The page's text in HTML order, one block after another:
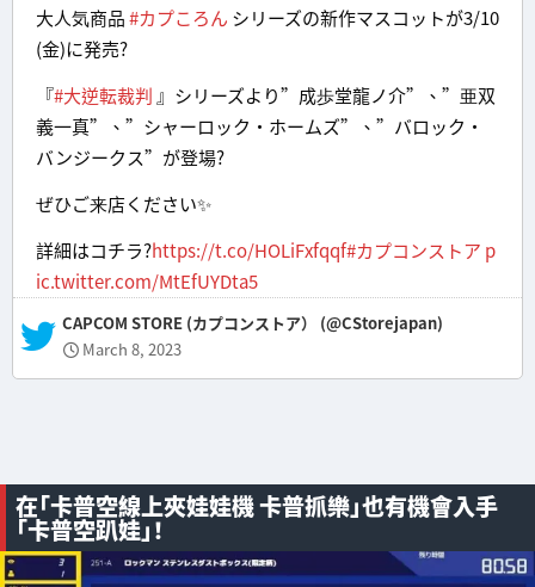
大人気商品#カプころん シリーズの新作マスコットが3/10
(金)に発売?
『#大逆転裁判 』シリーズより”成歩堂龍ノ介”、”亜双
義一真”、”シャーロック・ホームズ”、”バロック・
バンジークス”が登場?
ぜひご来店ください✨
詳細はコチラ?https://t.co/HOLiFxfqqf#カプコンストア p
ic.twitter.com/MtEfUYDta5
— CAPCOM STORE (カプコンストア） (@CStorejapan)
March 8, 2023
在「卡普空線上夾娃娃機 卡普抓樂」也有機會入手
「卡普空趴娃」！